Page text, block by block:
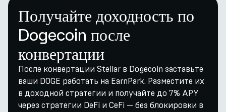
Получайте доходность по
Dogecoin после
конвертации
После конвертации Stellar в Dogecoin заставьте
ваши DOGE работать на EarnPark. Разместите их
в доходной стратегии и получайте до 7% APY
через стратегии DeFi и CeFi — без блокировки в